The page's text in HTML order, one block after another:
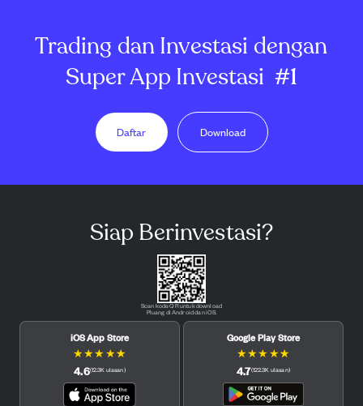
Trading dan Investasi dengan
Super App Investasi #1
Daftar Download
Siap Berinvestasi?
Scan kode QR untuk download
Pluang di Android dan iOS.
iOS App Store
★★★ ★★
4.6(12.3K ulasan)
Google Play Store
★★★ ★★
4.7(122.3K ulasan)